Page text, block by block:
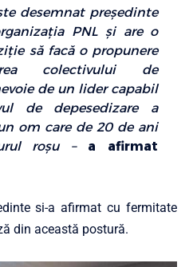
desemnat preşedinte
PNL şi are o
să facă o propunere
colectivului de
de un lider capabil
de depesedizare a
om care de 20 de ani
roşu –a afirmat
si-a afirmat cu fermitate
din această postură.